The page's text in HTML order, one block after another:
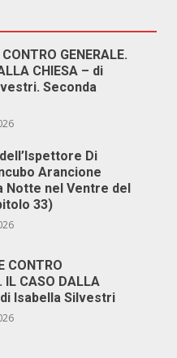
GENERALE.
CHIESA – di
Seconda
Di
Arancione
Notte nel Ventre del
33)
CONTRO
IL CASO DALLA
di Isabella Silvestri